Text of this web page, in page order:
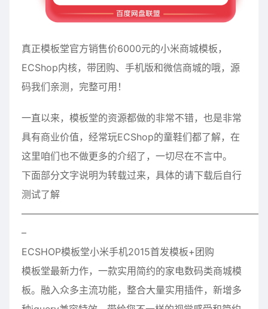
真正模板堂官方销售价6000元的小米商城模板，
ECShop内核，带团购、手机版和微信商城的哦，源
码我们亲测，完整可用！
一直以来，模板堂的资源都做的非常不错，也是非常
具有商业价值，经常玩ECShop的童鞋们都了解，在
这里咱们也不做更多的介绍了，一切尽在不言中。
下面部分文字说明为转载过来，具体的请下载后自行
测试了解
–
ECSHOP模板堂小米手机2015首发模板+团购
模板堂最新力作，一款实用简约的家电数码类商城模
板。融入众多主流功能，整合大量实用插件，新增多